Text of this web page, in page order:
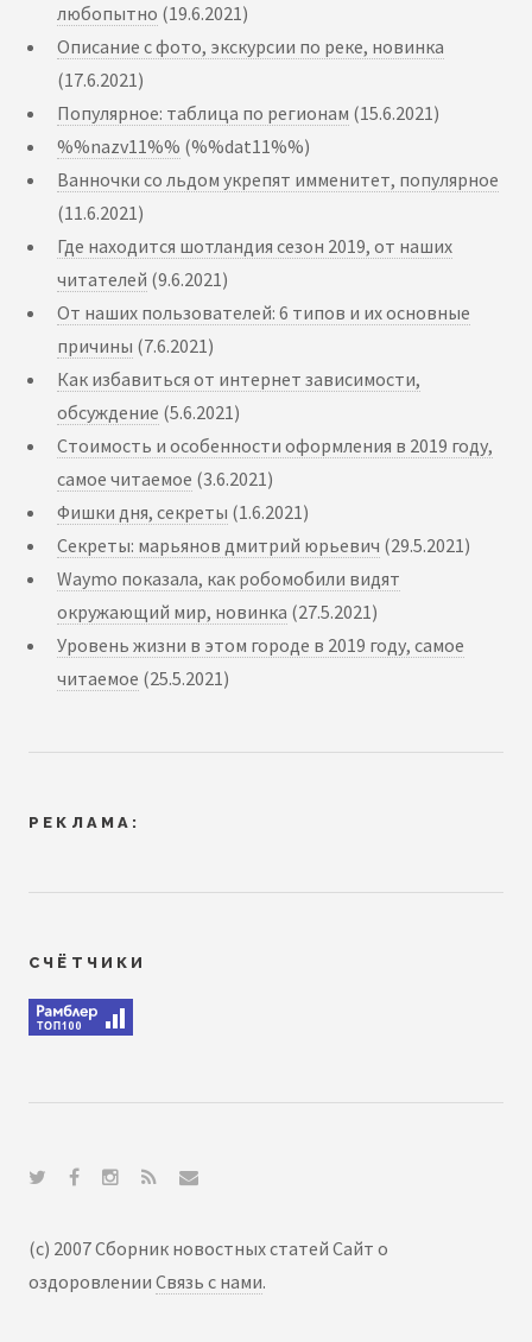
любопытно (19.6.2021)
Описание с фото, экскурсии по реке, новинка
(17.6.2021)
Популярное: таблица по регионам (15.6.2021)
%%nazv11%% (%%dat11%%)
Ванночки со льдом укрепят имменитет, популярное
(11.6.2021)
Где находится шотландия сезон 2019, от наших
читателей (9.6.2021)
От наших пользователей: 6 типов и их основные
причины (7.6.2021)
Как избавиться от интернет зависимости,
обсуждение (5.6.2021)
Стоимость и особенности оформления в 2019 году,
самое читаемое (3.6.2021)
Фишки дня, секреты (1.6.2021)
Секреты: марьянов дмитрий юрьевич (29.5.2021)
Waymo показала, как робомобили видят
окружающий мир, новинка (27.5.2021)
Уровень жизни в этом городе в 2019 году, самое
читаемое (25.5.2021)
РЕКЛАМА:
СЧЁТЧИКИ
(c) 2007 Сборник новостных статей Сайт о
оздоровлении Связь с нами.